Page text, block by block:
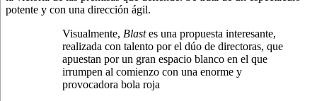
potente y con una dirección ágil.
Visualmente, Blastes una propuesta interesante,
realizada con talento por el dúo de directoras, que
apuestan por un gran espacio blanco en el que
irrumpen al comienzo con una enorme y
provocadora bola roja